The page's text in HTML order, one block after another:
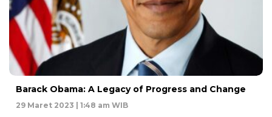
Barack Obama: A Legacy of Progress and Change
29 Maret 2023 | 1:48 am WIB